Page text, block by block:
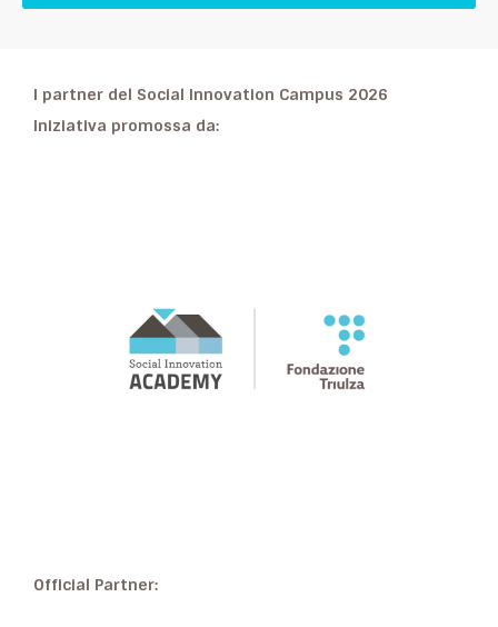
I partner del Social Innovation Campus 2026
Iniziativa promossa da:
Official Partner: